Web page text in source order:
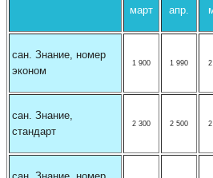
март апр.
сан. Знание, номер
эконом
1 900 1 990
сан. Знание,
стандарт
2 300 2 500